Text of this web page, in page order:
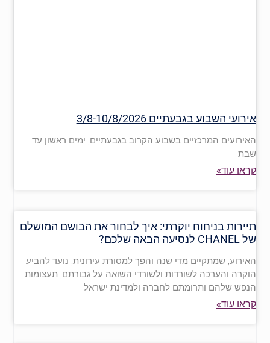
אירועי השבוע בגבעתיים 3/8-10/8/2026
האירועים המרכזיים בשבוע הקרוב בגבעתיים, ימים ראשון עד
שבת
קראו עוד»
תיירות בניחוח יוקרתי: איך לבחור את הבושם המושלם
של CHANEL לנסיעה הבאה שלכם?
האירוע, שמתקיים מדי שנה והפך למסורת עירונית, נועד להביע
הוקרה והערכה לשורדות ולשורדי השואה על גבורתם, תעצומות
הנפש שלהם ותרומתם לחברה ולמדינת ישראל
קראו עוד»